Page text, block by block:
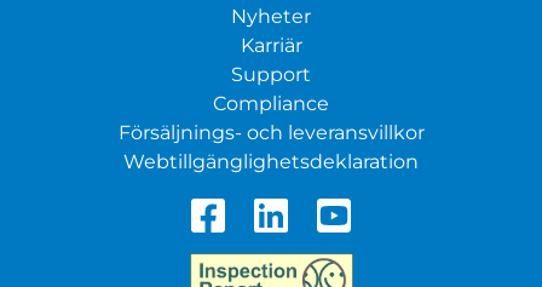
Nyheter
Karriär
Support
Compliance
Försäljnings- och leveransvillkor
Webtillgänglighetsdeklaration